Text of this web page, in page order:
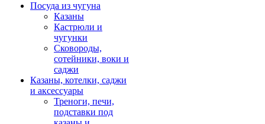
Посуда из чугуна
Казаны
Кастрюли и
чугунки
Сковороды,
сотейники, воки и
саджи
Казаны, котелки, саджи
и аксессуары
Треноги, печи,
подставки под